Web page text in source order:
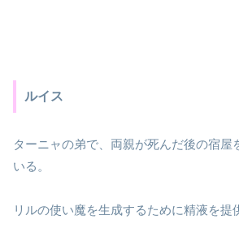
ルイス
ターニャの弟で、両親が死んだ後の宿屋
いる。
リルの使い魔を生成するために精液を提